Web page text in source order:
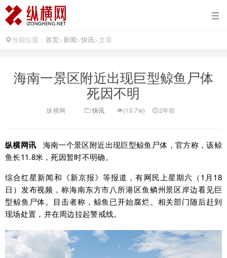
当前位置： 首页> 新闻>快讯>文章
海南一景区附近出现巨型鲸鱼尸体
死因不明
纵横网 快讯 (10.7w) 2年前
纵横网讯
海南一个景区附近出现巨型鲸鱼尸体，官方称，该鲸
鱼长11.8米，死因暂时不明确。
综合红星新闻和《新京报》等报道，有网民上星期六（1月18
日）发布视频，称海南东方市八所港区鱼鳞州景区岸边看见巨
型鲸鱼尸体。目击者称，鲸鱼已开始腐烂。相关部门随后赶到
现场处置，并在周边拉起警戒线。